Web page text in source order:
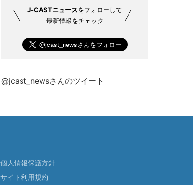
J-CASTニュースをフォローして
最新情報をチェック
@jcast_newsさんのツイート
個人情報保護方針
サイト利用規約